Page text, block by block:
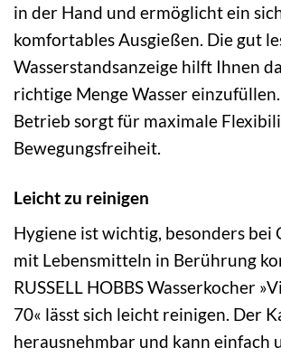
in der Hand und ermöglicht ein
komfortables Ausgießen. Die gut
Wasserstandsanzeige hilft Ihnen
richtige Menge Wasser
Betrieb sorgt für maximale
Bewegungsfreiheit.
Leicht zu reinigen
Hygiene ist wichtig, besonders bei
mit Lebensmitteln in Berührung
RUSSELL HOBBS Wasserkocher
70« lässt sich leicht reinigen. Der
herausnehmbar und kann einfach